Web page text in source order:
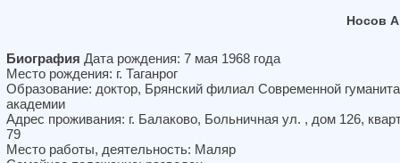
Носов
Биография Дата рождения: 7 мая 1968 года
Место рождения: г. Таганрог
Образование: доктор, Брянский филиал Современной
академии
Адрес проживания: г. Балаково, Больничная ул. , дом 126,
79
Место работы, деятельность: Маляр